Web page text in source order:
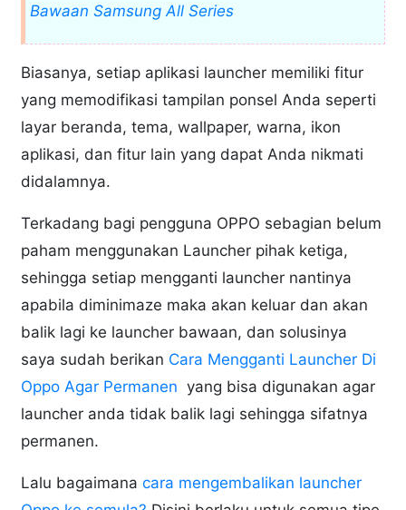
Bawaan Samsung All Series
Biasanya, setiap aplikasi launcher memiliki fitur
yang memodifikasi tampilan ponsel Anda seperti
layar beranda, tema, wallpaper, warna, ikon
aplikasi, dan fitur lain yang dapat Anda nikmati
didalamnya.
Terkadang bagi pengguna OPPO sebagian belum
paham menggunakan Launcher pihak ketiga,
sehingga setiap mengganti launcher nantinya
apabila diminimaze maka akan keluar dan akan
balik lagi ke launcher bawaan, dan solusinya
saya sudah berikan Cara Mengganti Launcher Di
Oppo Agar Permanen yang bisa digunakan agar
launcher anda tidak balik lagi sehingga sifatnya
permanen.
Lalu bagaimanacara mengembalikan launcher